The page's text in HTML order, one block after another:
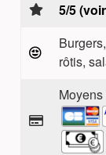
5/5
rôtis,